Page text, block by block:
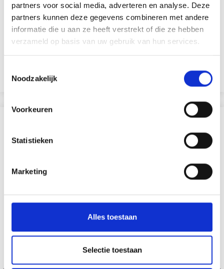
partners voor social media, adverteren en analyse. Deze
partners kunnen deze gegevens combineren met andere
informatie die u aan ze heeft verstrekt of die ze hebben
verzameld op basis van uw gebruik van hun services.
Noodzakelijk
Voorkeuren
Statistieken
Marketing
Alles toestaan
Selectie toestaan
ALLER À LA MAIN À CAPUCHE DENTELLE
Bekijk alle opties